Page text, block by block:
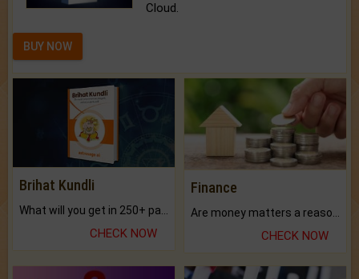
Cloud.
BUY NOW
Brihat Kundli
CHECK NOW
Finance
CHECK NOW